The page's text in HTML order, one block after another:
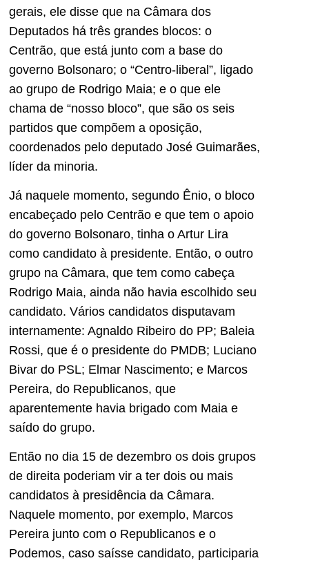
gerais, ele disse que na Câmara dos
Deputados há três grandes blocos: o
Centrão, que está junto com a base do
governo Bolsonaro; o “Centro-liberal”, ligado
ao grupo de Rodrigo Maia; e o que ele
chama de “nosso bloco”, que são os seis
partidos que compõem a oposição,
coordenados pelo deputado José Guimarães,
líder da minoria.
Já naquele momento, segundo Ênio, o bloco
encabeçado pelo Centrão e que tem o apoio
do governo Bolsonaro, tinha o Artur Lira
como candidato à presidente. Então, o outro
grupo na Câmara, que tem como cabeça
Rodrigo Maia, ainda não havia escolhido seu
candidato. Vários candidatos disputavam
internamente: Agnaldo Ribeiro do PP; Baleia
Rossi, que é o presidente do PMDB; Luciano
Bivar do PSL; Elmar Nascimento; e Marcos
Pereira, do Republicanos, que
aparentemente havia brigado com Maia e
saído do grupo.
Então no dia 15 de dezembro os dois grupos
de direita poderiam vir a ter dois ou mais
candidatos à presidência da Câmara.
Naquele momento, por exemplo, Marcos
Pereira junto com o Republicanos e o
Podemos, caso saísse candidato, participaria